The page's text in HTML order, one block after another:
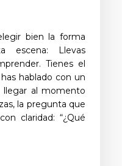
bien la forma
escena: Llevas
Tienes el
hablado con un
llegar al momento
la pregunta que
claridad: “¿Qué